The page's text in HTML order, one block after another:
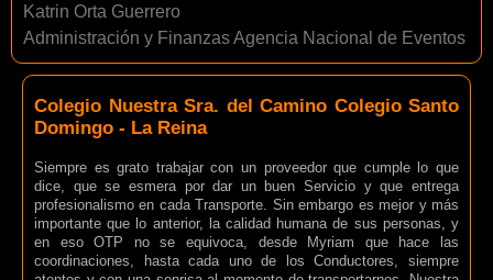
Katrin Orta Guerrero
Administración y Finanzas Agencia Nacional de Eventos
Colegio Nuestra Sra. del Camino Colegio Santo
Domingo - La Reina
Siempre es grato trabajar con un proveedor que cumple lo que
dice, que se esmera por dar un buen Servicio y que entrega
profesionalismo en cada Transporte. Sin embargo es mejor y más
importante que lo anterior, la calidad humana de sus personas, y
en eso OTP no se equivoca, desde Myriam que hace las
coordinaciones, hasta cada uno de los Conductores, siempre